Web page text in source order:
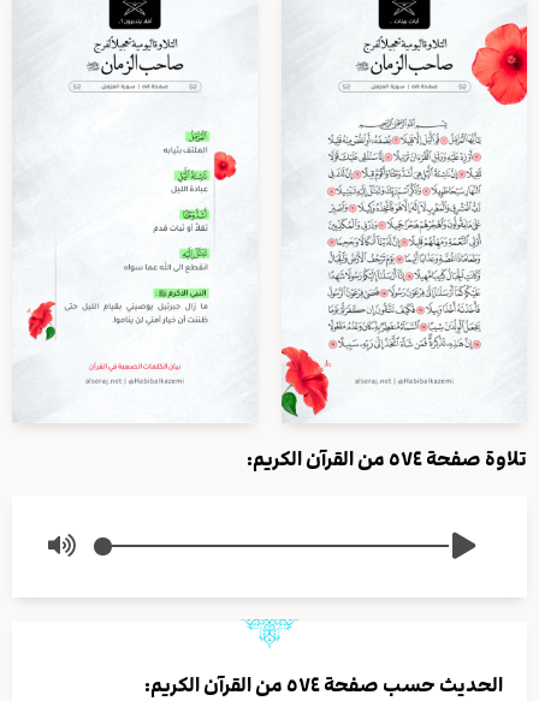
تلاوة صفحة ٥٧٤ من القرآن الكريم:
الحديث حسب صفحة ٥٧٤ من القرآن الكريم: